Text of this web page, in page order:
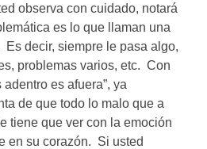
observa con cuidado, notará
es lo que llaman una
decir, siempre le pasa algo,
problemas varios, etc. Con
es afuera”, ya
de que todo lo malo que a
tiene que ver con la emoción
en su corazón. Si usted